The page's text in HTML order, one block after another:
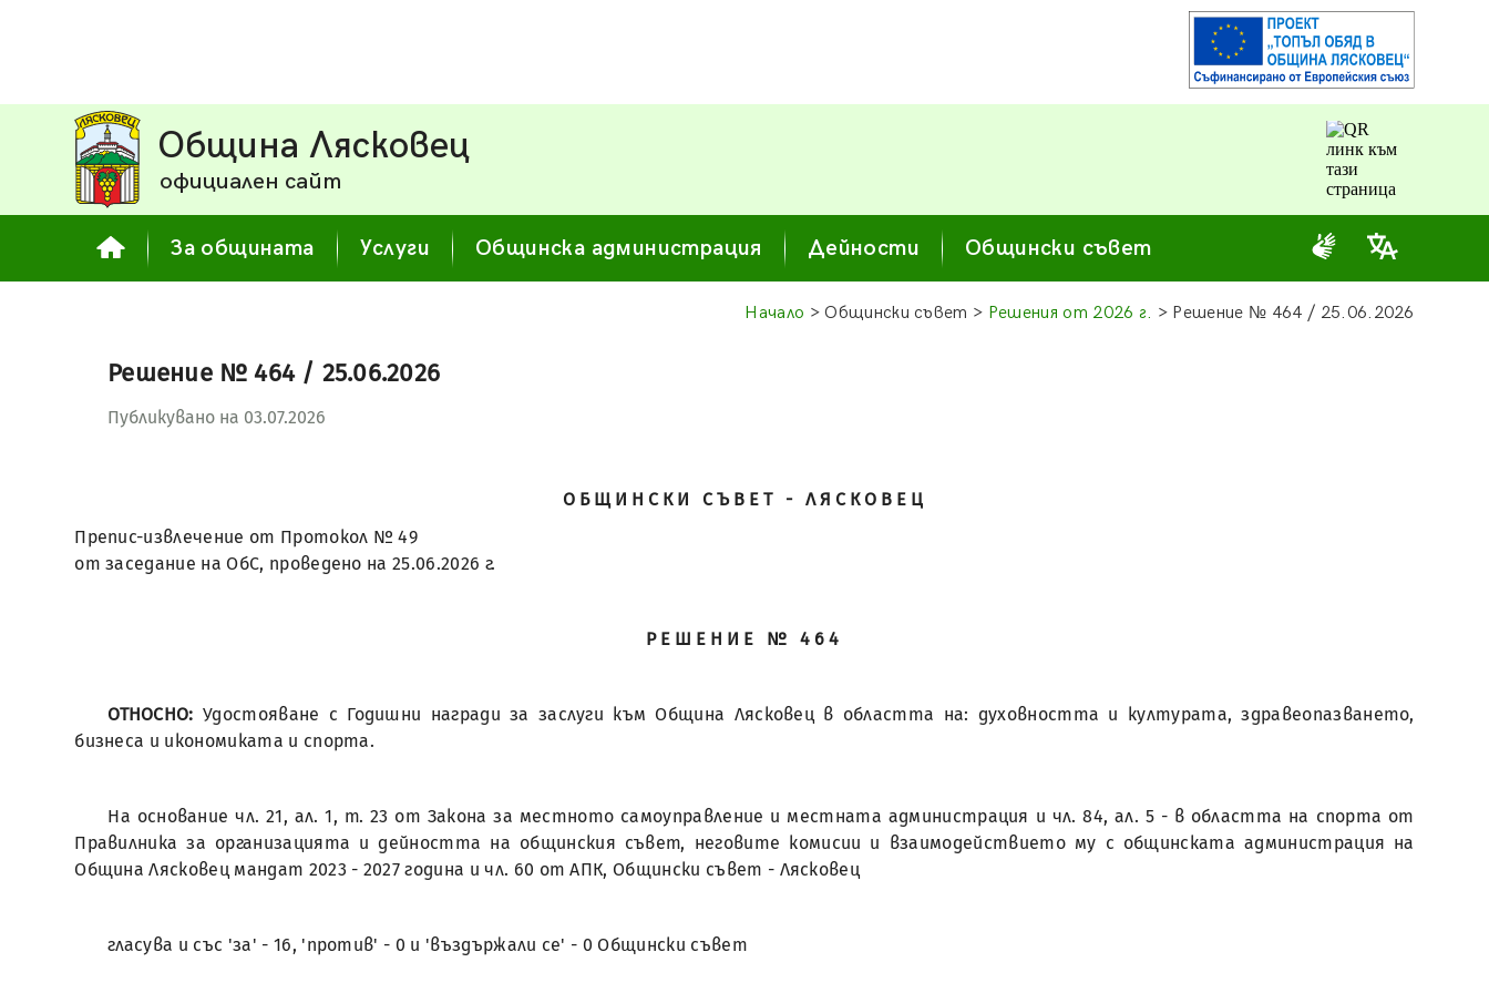
Община Лясковец
официален сайт
За общината Услуги Общинска администрация Дейности Общински съвет
Начало > Общински съвет > Решения от 2026 г. > Решение № 464 / 25.06.2026
Решение № 464 / 25.06.2026
Публикувано на 03.07.2026
ОБЩИНСКИ СЪВЕТ - ЛЯСКОВЕЦ
Препис-извлечение от Протокол № 49
от заседание на ОбС, проведено на 25.06.2026 г.
РЕШЕНИЕ № 464
ОТНОСНО: Удостояване с Годишни награди за заслуги към Община Лясковец в областта на: духовността и културата, здравеопазването,
бизнеса и икономиката и спорта.
На основание чл. 21, ал. 1, т. 23 от Закона за местното самоуправление и местната администрация и чл. 84, ал. 5 - в областта на спорта от
Правилника за организацията и дейността на общинския съвет, неговите комисии и взаимодействието му с общинската администрация на
Община Лясковец мандат 2023 - 2027 година и чл. 60 от АПК, Общински съвет - Лясковец
гласува и със 'за' - 16, 'против' - 0 и 'въздържали се' - 0 Общински съвет